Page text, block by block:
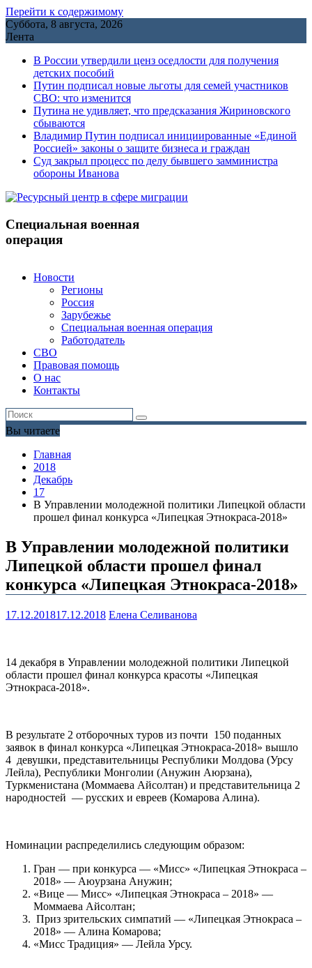
Перейти к содержимому
Суббота, 8 августа, 2026
Лента
В России утвердили ценз оседлости для получения
детских пособий
Путин подписал новые льготы для семей участников
СВО: что изменится
Путина не удивляет, что предсказания Жириновского
сбываются
Владимир Путин подписал инициированные «Единой
Россией» законы о защите бизнеса и граждан
Cуд закрыл процесс по делу бывшего замминистра
обороны Иванова
Специальная военная
операция
Новости
Регионы
Россия
Зарубежье
Специальная военная операция
Работодатель
СВО
Правовая помощь
О нас
Контакты
Вы читаете
Главная
2018
Декабрь
17
В Управлении молодежной политики Липецкой области
прошел финал конкурса «Липецкая Этнокраса-2018»
В Управлении молодежной политики
Липецкой области прошел финал
конкурса «Липецкая Этнокраса-2018»
17.12.201817.12.2018 Елена Селиванова
14 декабря в Управлении молодежной политики Липецкой
области прошел финал конкурса красоты «Липецкая
Этнокраса-2018».
В результате 2 отборочных туров из почти 150 поданных
заявок в финал конкурса «Липецкая Этнокраса-2018» вышло
4 девушки, представительницы Республики Молдова (Урсу
Лейла), Республики Монголии (Анужин Аюрзана),
Туркменистана (Моммаева Айсолтан) и представительница 2
народностей — русских и евреев (Комарова Алина).
Номинации распределились следующим образом:
Гран — при конкурса — «Мисс» «Липецкая Этнокраса –
2018» — Аюурзана Анужин;
«Вице — Мисс» «Липецкая Этнокраса – 2018» —
Моммаева Айсолтан;
Приз зрительских симпатий — «Липецкая Этнокраса –
2018» — Алина Комарова;
«Мисс Традиция» — Лейла Урсу.